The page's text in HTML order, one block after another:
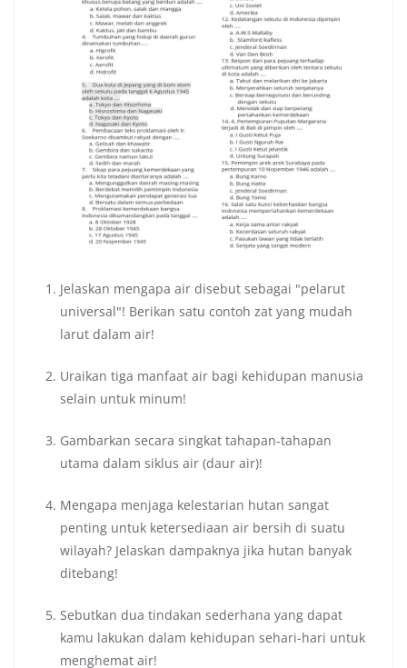
Jelaskan mengapa air disebut sebagai "pelarut
universal"! Berikan satu contoh zat yang mudah
larut dalam air!
Uraikan tiga manfaat air bagi kehidupan manusia
selain untuk minum!
Gambarkan secara singkat tahapan-tahapan
utama dalam siklus air (daur air)!
Mengapa menjaga kelestarian hutan sangat
penting untuk ketersediaan air bersih di suatu
wilayah? Jelaskan dampaknya jika hutan banyak
ditebang!
Sebutkan dua tindakan sederhana yang dapat
kamu lakukan dalam kehidupan sehari-hari untuk
menghemat air!